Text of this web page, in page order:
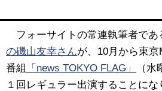
フォーサイトの常連執筆者であ
の磯山友幸さんが、10月から東
番組
「news TOKYO FLAG」
（
１回レギュラー出演することにな